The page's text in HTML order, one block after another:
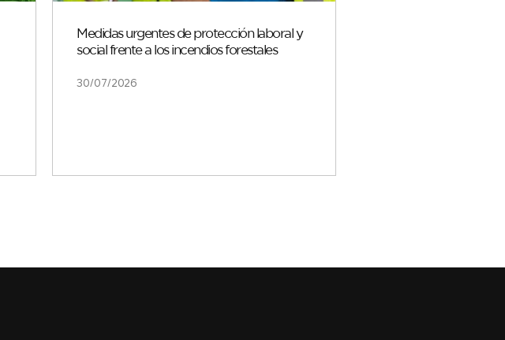
Medidas urgentes de protección laboral y
social frente a los incendios forestales
30/07/2026